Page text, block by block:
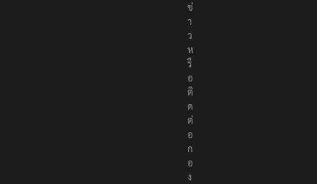
ข่
า
ว
ห
รื
อ
ติ
ด
ต่
อ
ก
อ
ง